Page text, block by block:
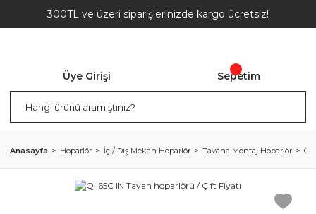
300TL ve üzeri siparişlerinizde kargo ücretsiz!
Üye Girişi Sepetim
Anasayfa Hoparlör İç / Dış Mekan Hoparlör Tavana Montaj Hoparlör QI